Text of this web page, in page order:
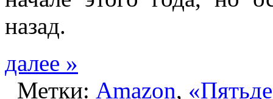
назад.
далее »
Метки: Amazon,